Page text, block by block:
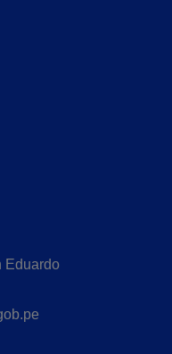
Eduardo